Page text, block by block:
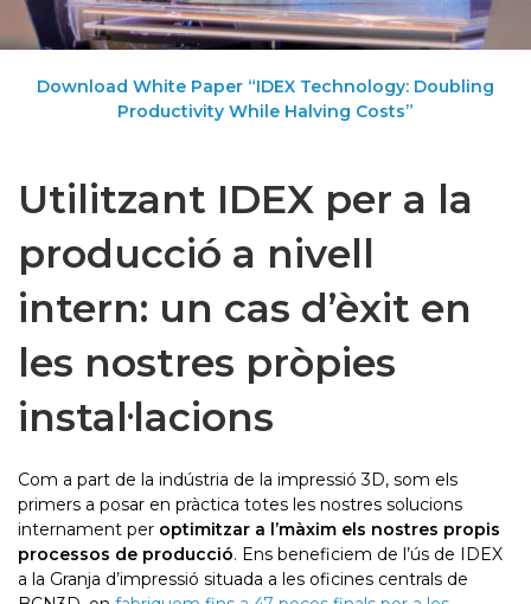
Download White Paper “IDEX Technology: Doubling
Productivity While Halving Costs”
Utilitzant IDEX per a la
producció a nivell
intern: un cas d’èxit en
les nostres pròpies
instal·lacions
Com a part de la indústria de la impressió 3D, som els
primers a posar en pràctica totes les nostres solucions
internament per optimitzar a l’màxim els nostres propis
processos de producció. Ens beneficiem de l’ús de IDEX
a la Granja d’impressió situada a les oficines centrals de